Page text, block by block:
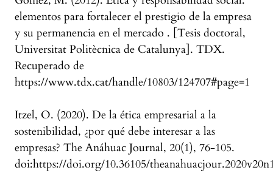
elementos para fortalecer el prestigio de la empresa
y su permanencia en el mercado . [Tesis doctoral,
Universitat Politècnica de Catalunya]. TDX.
Recuperado de
https://www.tdx.cat/handle/10803/124707#page=1
Itzel, O. (2020). De la ética empresarial a la
sostenibilidad, ¿por qué debe interesar a las
empresas? The Anáhuac Journal, 20(1), 76-105.
doi:https://doi.org/10.36105/